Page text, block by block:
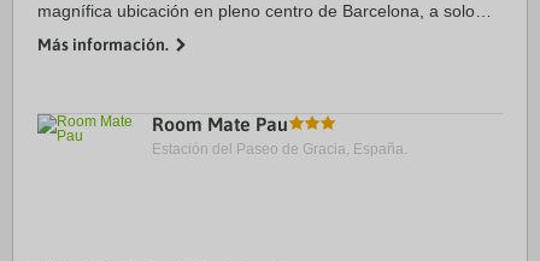
magnífica ubicación en pleno centro de Barcelona, a solo
Además, este hotel ...
Más información.
Room Mate Pau
Estación del Paseo de Gracia, España.